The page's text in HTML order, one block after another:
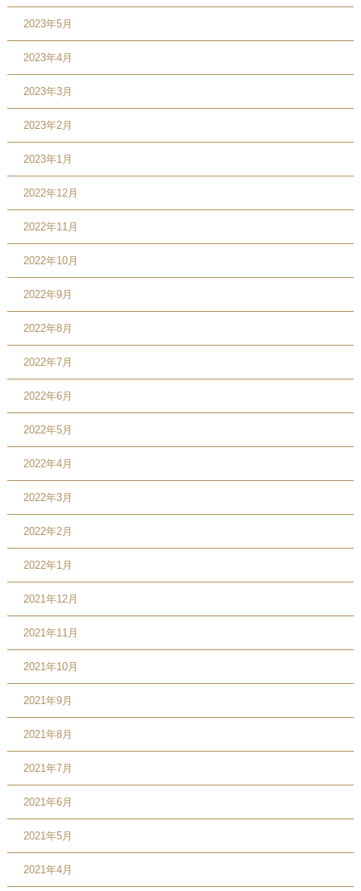
2023年5月
2023年4月
2023年3月
2023年2月
2023年1月
2022年12月
2022年11月
2022年10月
2022年9月
2022年8月
2022年7月
2022年6月
2022年5月
2022年4月
2022年3月
2022年2月
2022年1月
2021年12月
2021年11月
2021年10月
2021年9月
2021年8月
2021年7月
2021年6月
2021年5月
2021年4月